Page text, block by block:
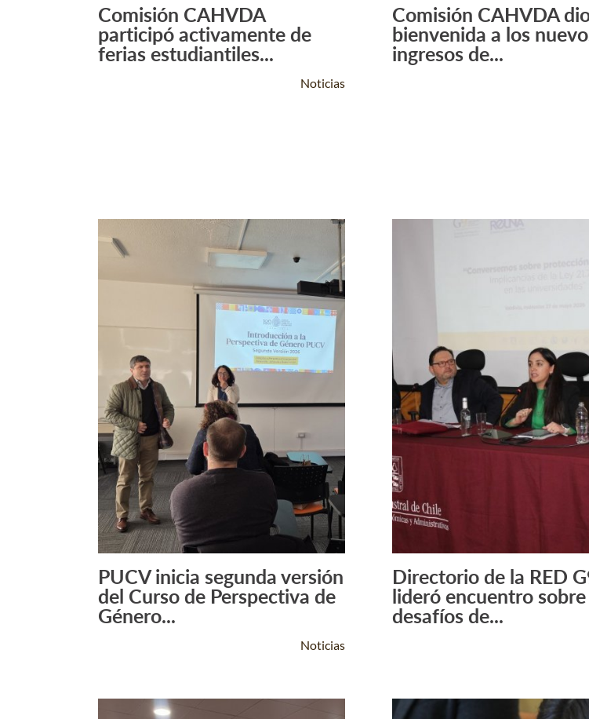
Leer Más +
Comisión CAHVDA
participó activamente de
ferias estudiantiles...
Noticias
Leer
Comisión CAHVDA
bienvenida a los
ingresos de...
Leer Más +
PUCV inicia segunda versión
del Curso de Perspectiva de
Género...
Noticias
Leer
Directorio de la RED
lideró encuentro
desafíos de...